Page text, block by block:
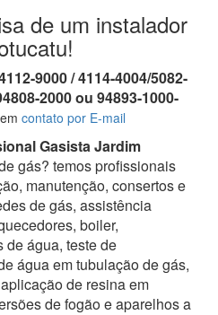
de um instalador
9000 / 4114-4004/5082-
2000 ou 94893-1000-
contato por E-mail
Gasista Jardim
gás? temos profissionais
manutenção, consertos e
de gás, assistência
boiler,
de água, teste de
água em tubulação de gás,
de resina em
de fogão e aparelhos a